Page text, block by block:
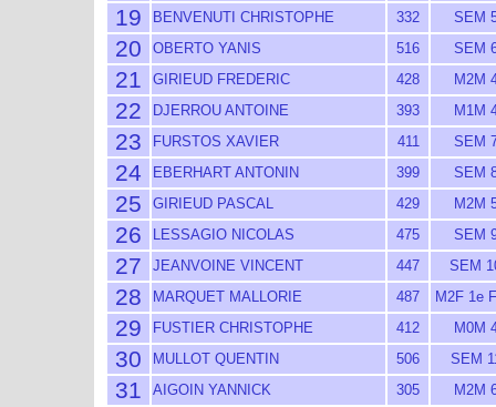
19 BENVENUTI CHRISTOPHE 332 SEM
20 OBERTO YANIS 516 SEM
21 GIRIEUD FREDERIC 428 M2M
22 DJERROU ANTOINE 393 M1M
23 FURSTOS XAVIER 411 SEM
24 EBERHART ANTONIN 399 SEM
25 GIRIEUD PASCAL 429 M2M
26 LESSAGIO NICOLAS 475 SEM
27 JEANVOINE VINCENT 447 SEM
28 MARQUET MALLORIE 487 M2F 1e
29 FUSTIER CHRISTOPHE 412 M0M
30 MULLOT QUENTIN 506 SEM
31 AIGOIN YANNICK 305 M2M